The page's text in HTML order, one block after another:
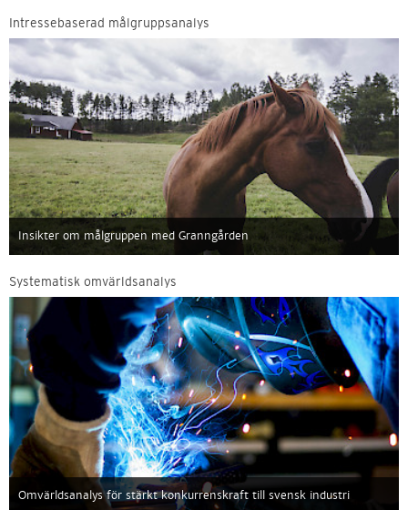
Intressebaserad målgruppsanalys
Insikter om målgruppen med Granngården
Systematisk omvärldsanalys
Omvärldsanalys för stärkt konkurrenskraft till svensk industri